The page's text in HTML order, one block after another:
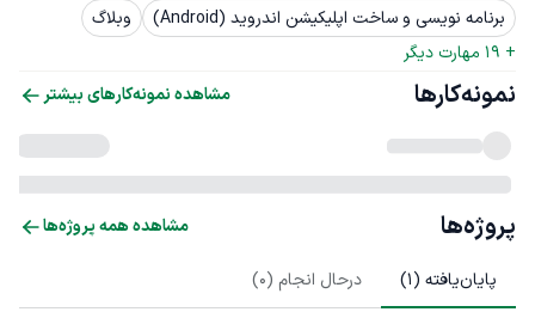
برنامه نویسی و ساخت اپلیکیشن اندروید (Android)
وبلاگ
+
19 مهارت دیگر
نمونه‌کارها مشاهده نمونه‌کارهای بیشتر
پروژه‌ها مشاهده همه پروژه‌ها
پایان‌یافته (1
) درحال انجام (0
)